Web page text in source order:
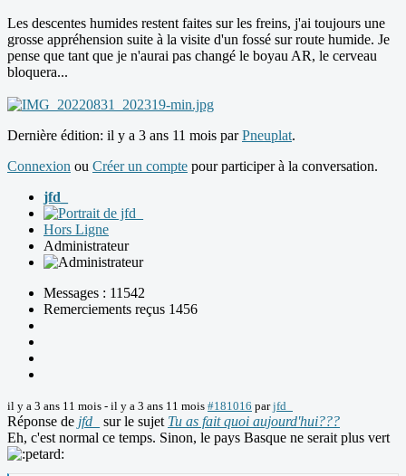
Les descentes humides restent faites sur les freins, j'ai toujours une
grosse appréhension suite à la visite d'un fossé sur route humide. Je
pense que tant que je n'aurai pas changé le boyau AR, le cerveau
bloquera...
Dernière édition: il y a 3 ans 11 mois parPneuplat.
Connexion ou Créer un compte pour participer à la conversation.
jfd_
Hors Ligne
Administrateur
Messages : 11542
Remerciements reçus 1456
il y a 3 ans 11 mois - il y a 3 ans 11 mois #181016 parjfd_
Réponse de jfd_ sur le sujet Tu as fait quoi aujourd'hui???
Eh, c'est normal ce temps. Sinon, le pays Basque ne serait plus vert